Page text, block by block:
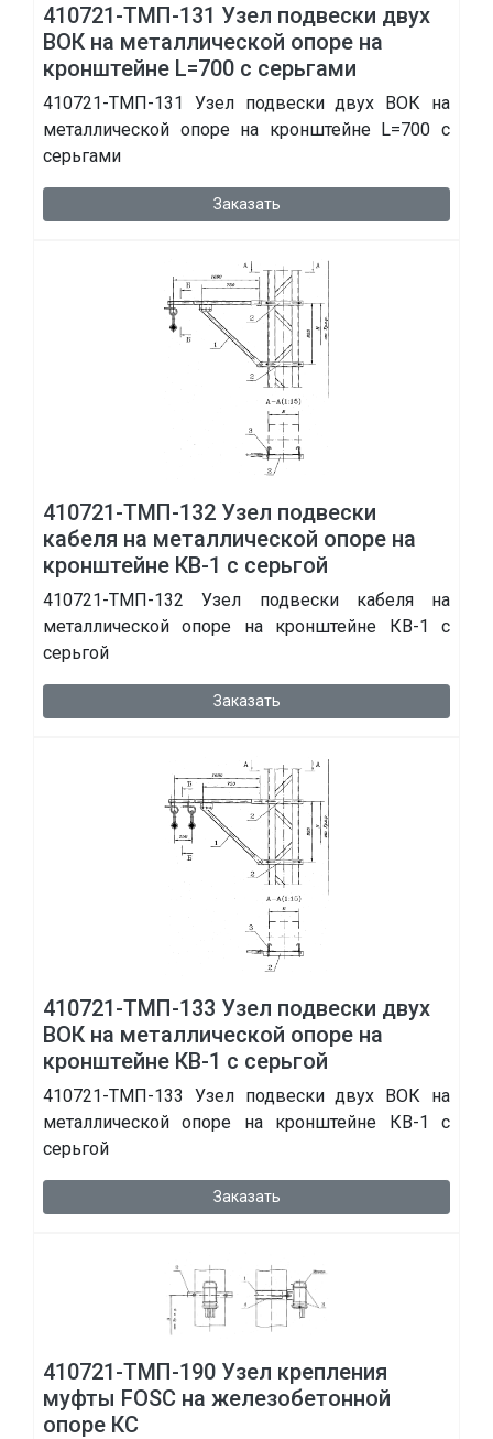
410721-ТМП-131 Узел подвески двух
ВОК на металлической опоре на
кронштейне L=700 с серьгами
410721-ТМП-131 Узел подвески двух ВОК на
металлической опоре на кронштейне L=700 с
серьгами
Заказать
410721-ТМП-132 Узел подвески
кабеля на металлической опоре на
кронштейне КВ-1 с серьгой
410721-ТМП-132 Узел подвески кабеля на
металлической опоре на кронштейне КВ-1 с
серьгой
Заказать
410721-ТМП-133 Узел подвески двух
ВОК на металлической опоре на
кронштейне КВ-1 с серьгой
410721-ТМП-133 Узел подвески двух ВОК на
металлической опоре на кронштейне КВ-1 с
серьгой
Заказать
410721-ТМП-190 Узел крепления
муфты FOSC на железобетонной
опоре КС